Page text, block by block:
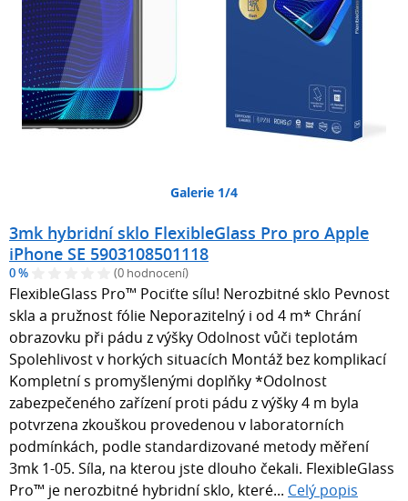
Galerie 1/4
3mk hybridní sklo FlexibleGlass Pro pro Apple
iPhone SE 5903108501118
0 % (0 hodnocení)
FlexibleGlass Pro™ Pociťte sílu! Nerozbitné sklo Pevnost
skla a pružnost fólie Neporazitelný i od 4 m* Chrání
obrazovku při pádu z výšky Odolnost vůči teplotám
Spolehlivost v horkých situacích Montáž bez komplikací
Kompletní s promyšlenými doplňky *Odolnost
zabezpečeného zařízení proti pádu z výšky 4 m byla
potvrzena zkouškou provedenou v laboratorních
podmínkách, podle standardizované metody měření
3mk 1-05. Síla, na kterou jste dlouho čekali. FlexibleGlass
Pro™ je nerozbitné hybridní sklo, které... Celý popis